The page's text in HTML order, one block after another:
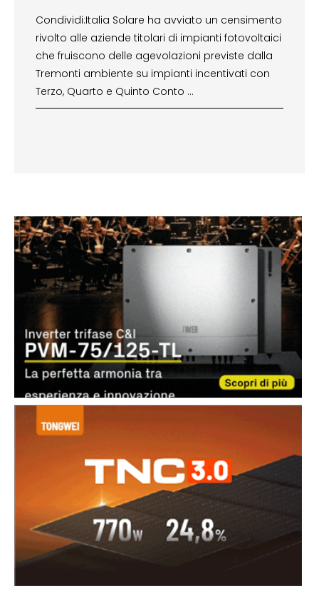
Condividi:Italia Solare ha avviato un censimento
rivolto alle aziende titolari di impianti fotovoltaici
che fruiscono delle agevolazioni previste dalla
Tremonti ambiente su impianti incentivati con
Terzo, Quarto e Quinto Conto …